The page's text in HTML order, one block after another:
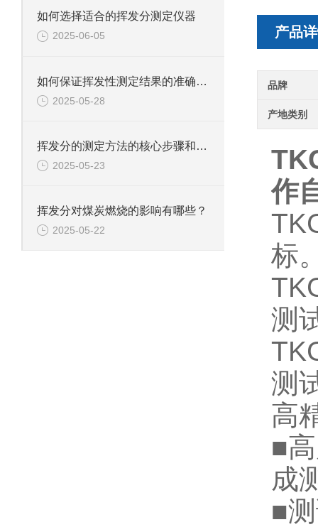
产品
品牌
产地类别
作
标
测
测
高
■
成
■
如何选择适合的挥发分测定仪器
2025-06-05
如何保证挥发性测定结果的准确性。
2025-05-28
挥发分的测定方法的核心步骤和技术要点有哪些？
2025-05-23
挥发分对煤炭燃烧的影响有哪些？
2025-05-22